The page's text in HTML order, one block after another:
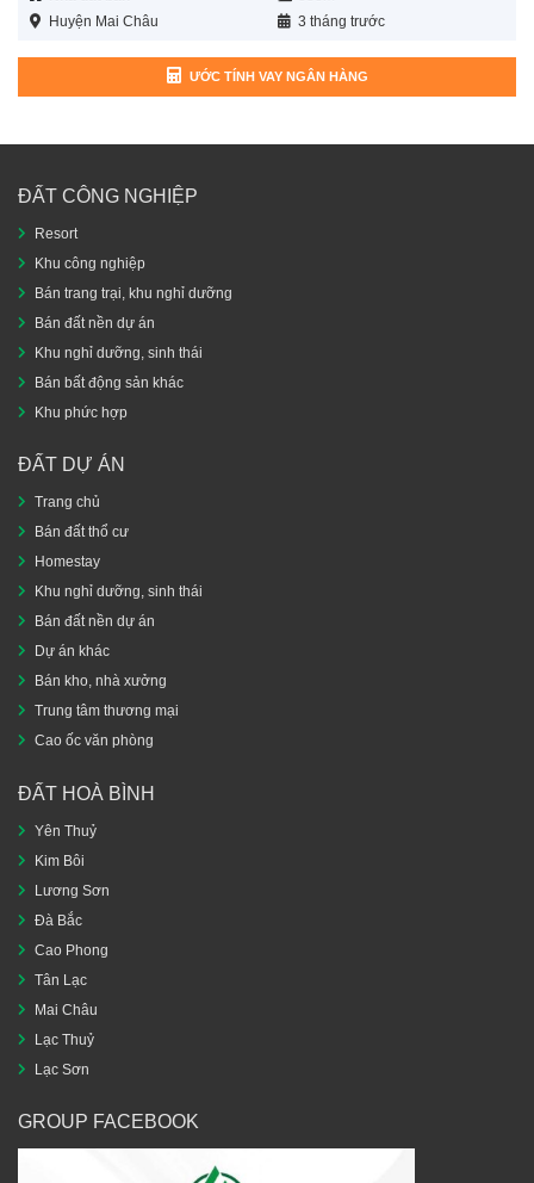
Huyện Mai Châu 3 tháng trước
ƯỚC TÍNH VAY NGÂN HÀNG
ĐẤT CÔNG NGHIỆP
Resort
Khu công nghiệp
Bán trang trại, khu nghỉ dưỡng
Bán đất nền dự án
Khu nghỉ dưỡng, sinh thái
Bán bất động sản khác
Khu phức hợp
ĐẤT DỰ ÁN
Trang chủ
Bán đất thổ cư
Homestay
Khu nghỉ dưỡng, sinh thái
Bán đất nền dự án
Dự án khác
Bán kho, nhà xưởng
Trung tâm thương mại
Cao ốc văn phòng
ĐẤT HOÀ BÌNH
Yên Thuỷ
Kim Bôi
Lương Sơn
Đà Bắc
Cao Phong
Tân Lạc
Mai Châu
Lạc Thuỷ
Lạc Sơn
GROUP FACEBOOK